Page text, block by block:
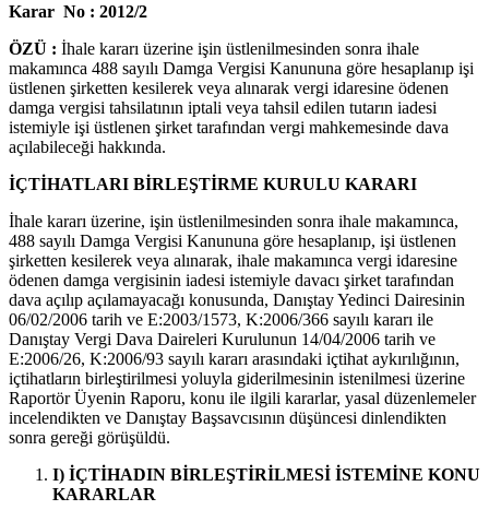
Karar No : 2012/2
ÖZÜ : İhale kararı üzerine işin üstlenilmesinden sonra ihale
makamınca 488 sayılı Damga Vergisi Kanununa göre hesaplanıp işi
üstlenen şirketten kesilerek veya alınarak vergi idaresine ödenen
damga vergisi tahsilatının iptali veya tahsil edilen tutarın iadesi
istemiyle işi üstlenen şirket tarafından vergi mahkemesinde dava
açılabileceği hakkında.
İÇTİHATLARI BİRLEŞTİRME KURULU KARARI
İhale kararı üzerine, işin üstlenilmesinden sonra ihale makamınca,
488 sayılı Damga Vergisi Kanununa göre hesaplanıp, işi üstlenen
şirketten kesilerek veya alınarak, ihale makamınca vergi idaresine
ödenen damga vergisinin iadesi istemiyle davacı şirket tarafından
dava açılıp açılamayacağı konusunda, Danıştay Yedinci Dairesinin
06/02/2006 tarih ve E:2003/1573, K:2006/366 sayılı kararı ile
Danıştay Vergi Dava Daireleri Kurulunun 14/04/2006 tarih ve
E:2006/26, K:2006/93 sayılı kararı arasındaki içtihat aykırılığının,
içtihatların birleştirilmesi yoluyla giderilmesinin istenilmesi üzerine
Raportör Üyenin Raporu, konu ile ilgili kararlar, yasal düzenlemeler
incelendikten ve Danıştay Başsavcısının düşüncesi dinlendikten
sonra gereği görüşüldü.
I) İÇTİHADIN BİRLEŞTİRİLMESİ İSTEMİNE KONU
KARARLAR